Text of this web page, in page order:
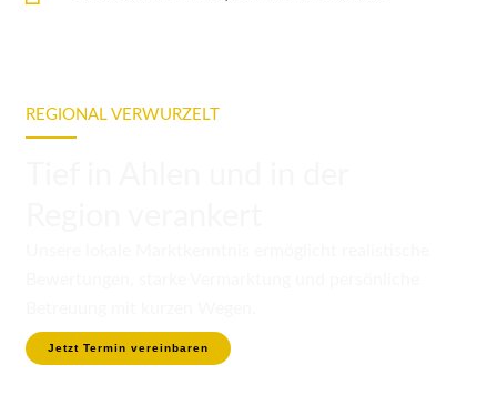
REGIONAL VERWURZELT
Jetzt Termin vereinbaren